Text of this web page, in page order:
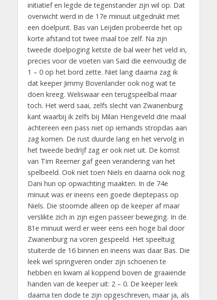
initiatief en legde de tegenstander zijn wil op. Dat
overwicht werd in de 17e minuut uitgedrukt met
een doelpunt. Bas van Leijden probeerde het op
korte afstand tot twee maal toe zelf. Na zijn
tweede doelpoging ketste de bal weer het veld in,
precies voor de voeten van Said die eenvoudig de
1 – 0 op het bord zette. Niet lang daarna zag ik
dat keeper Jimmy Bovenlander ook nog wat te
doen kreeg. Weliswaar een terugspeelbal maar
toch. Het werd saai, zelfs slecht van Zwanenburg
kant waarbij ik zelfs bij Milan Hengeveld drie maal
achtereen een pass niet op iemands stropdas aan
zag komen. De rust duurde lang en het vervolg in
het tweede bedrijf zag er ook niet uit. De komst
van Tim Reemer gaf geen verandering van het
spelbeeld. Ook niet toen Niels en daarna ook nog
Dani hun op opwachting maakten. In de 74e
minuut was er ineens een goede dieptepass op
Niels. Die stoomde alleen op de keeper af maar
verslikte zich in zijn eigen passeer beweging. In de
81e minuut werd er weer eens een hoge bal door
Zwanenburg na voren gespeeld. Het speeltuig
stuiterde de 16 binnen en ineens was daar Bas. Die
leek wel springveren onder zijn schoenen te
hebben en kwam al koppend boven de graaiende
handen van de keeper uit: 2 – 0. De keeper leek
daarna ten dode te zijn opgeschreven, maar ja, als